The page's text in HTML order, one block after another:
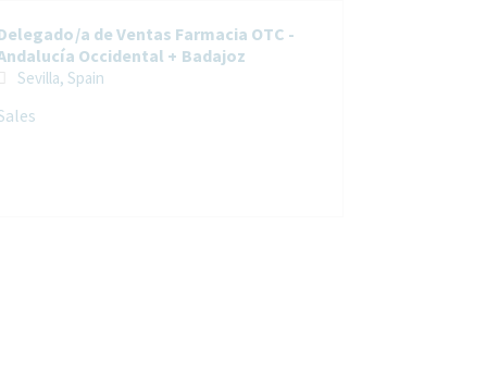
a de Ventas Farmacia OTC -
Occidental + Badajoz
Sevilla, Spain